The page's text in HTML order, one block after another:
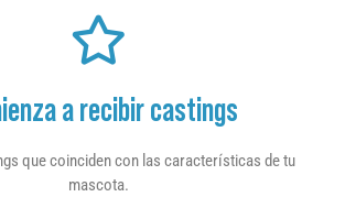
a recibir castings
que coinciden con las características de tu
mascota.